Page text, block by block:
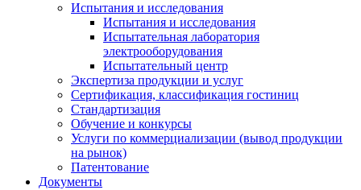
Испытания и исследования
Испытания и исследования
Испытательная лаборатория
электрооборудования
Испытательный центр
Экспертиза продукции и услуг
Сертификация, классификация гостиниц
Стандартизация
Обучение и конкурсы
Услуги по коммерциализации (вывод продукции
на рынок)
Патентование
Документы